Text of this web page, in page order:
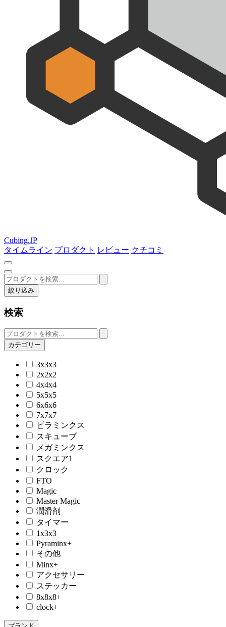
Cubing.JP
タイムライン プロダクト レビュー クチコミ
絞り込み
検索
カテゴリー
3x3x3
2x2x2
4x4x4
5x5x5
6x6x6
7x7x7
ピラミンクス
スキューブ
メガミンクス
スクエア1
クロック
FTO
Magic
Master Magic
潤滑剤
タイマー
1x3x3
Pyraminx+
その他
Minx+
アクセサリー
ステッカー
8x8x8+
clock+